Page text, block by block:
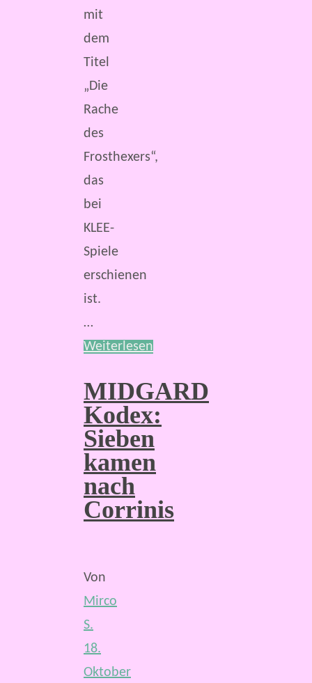
mit
dem
Titel
„Die
Rache
des
Frosthexers“,
das
bei
KLEE-
Spiele
erschienen
ist.
…
Weiterlesen
MIDGARD
Kodex:
Sieben
kamen
nach
Corrinis
Von
Mirco
S.
18.
Oktober